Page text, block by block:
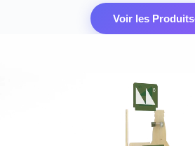
Voir les Produits